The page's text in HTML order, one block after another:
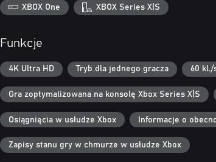
XBOX One XBOX Series X|S
Funkcje
4K Ultra HD Tryb dla jednego gracza 60
Gra zoptymalizowana na konsolę Xbox Series X|S
Osiągnięcia w usłudze Xbox Informacje o
Zapisy stanu gry w chmurze w usłudze Xbox